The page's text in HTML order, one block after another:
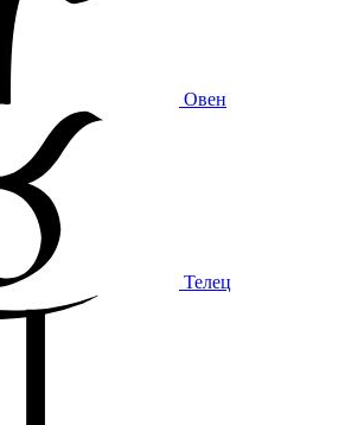
Овен
Телец